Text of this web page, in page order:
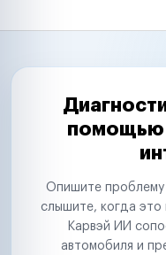
помощью
Опишите проблему
слышите, когда это
Карвэй ИИ
автомобиля и